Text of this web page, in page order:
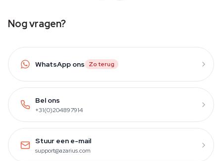
Nog vragen?
WhatsApp ons Zo terug
Bel ons
+31(0)204897914
Stuur een e-mail
support@azarius.com